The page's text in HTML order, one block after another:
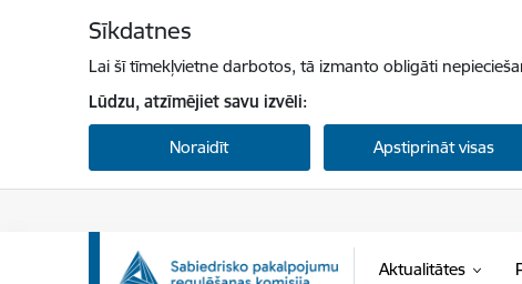
Sīkdatnes
Lai šī tīmekļvietne darbotos, tā izmanto obligāti
Lūdzu, atzīmējiet savu izvēli:
Noraidīt Apstiprināt visas
Aktualitātes